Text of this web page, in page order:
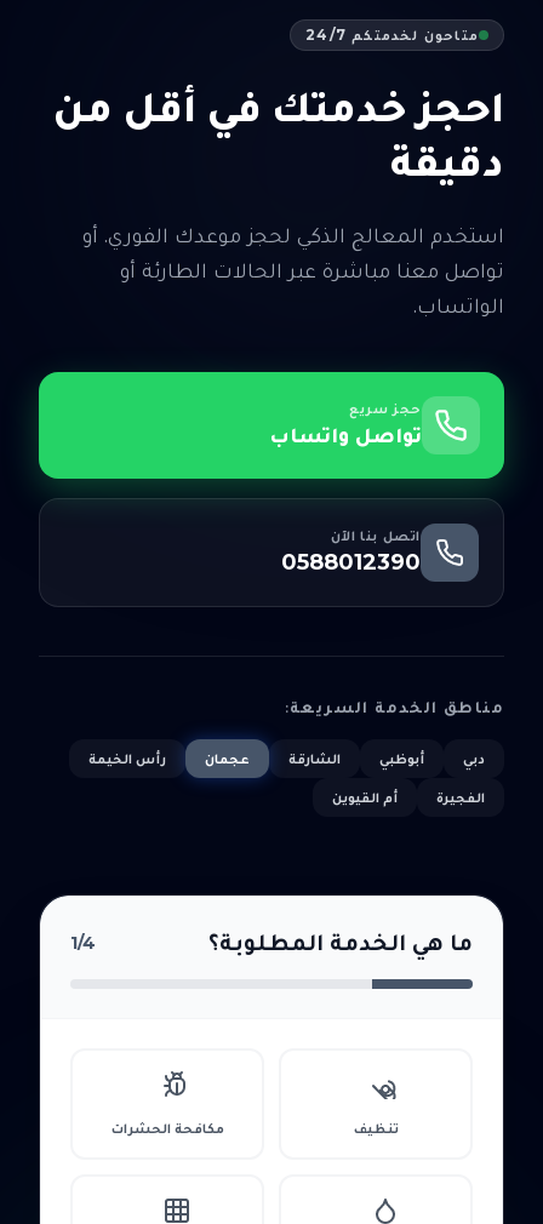
متاحون لخدمتكم 24/7
احجز خدمتك في أقل من
دقيقة
استخدم المعالج الذكي لحجز موعدك الفوري. أو
تواصل معنا مباشرة عبر الحالات الطارئة أو
الواتساب.
حجز سريع
تواصل واتساب
اتصل بنا الآن
0588012390
مناطق الخدمة السريعة:
دبي أبوظبي الشارقة عجمان رأس الخيمة
الفجيرة أم القيوين
ما هي الخدمة المطلوبة؟ 1/4
تنظيف مكافحة الحشرات